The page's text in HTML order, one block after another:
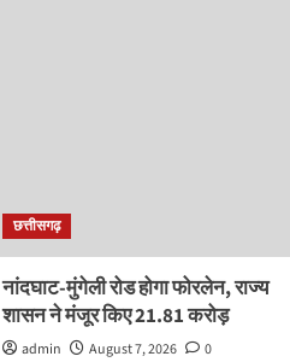
छत्तीसगढ़
नांदघाट-मुंगेली रोड होगा फोरलेन, राज्य
शासन ने मंजूर किए 21.81 करोड़
admin August 7, 2026 0